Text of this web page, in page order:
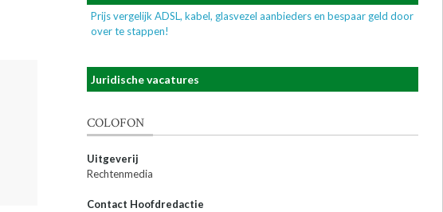
Prijs vergelijk ADSL, kabel, glasvezel aanbieders en bespaar geld door
over te stappen!
Juridische vacatures
COLOFON
Uitgeverij
Rechtenmedia
Contact Hoofdredactie